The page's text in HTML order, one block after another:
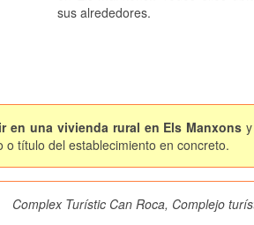
sus alrededores.
en una vivienda rural en Els Manxons
título del establecimiento en concreto.
Complex Turístic Can Roca, Complejo